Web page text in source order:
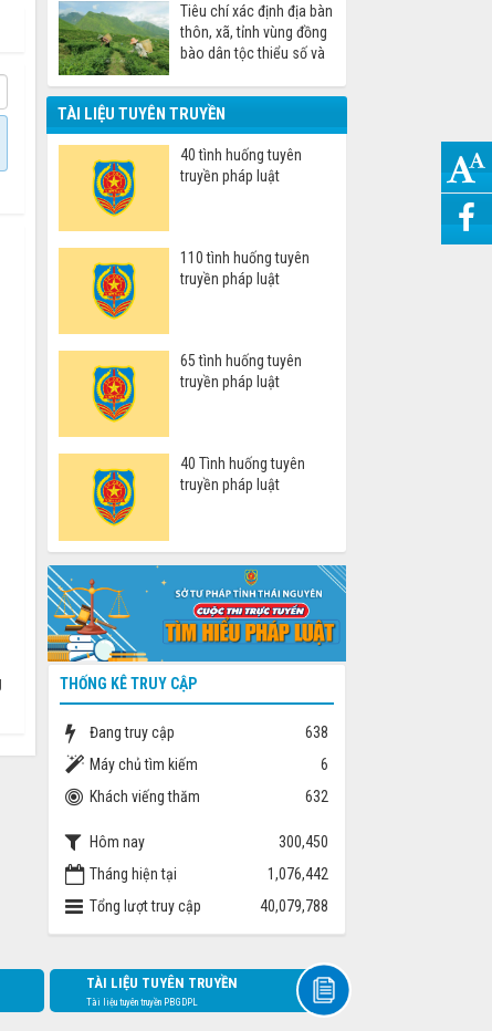
Tiêu chí xác định địa bàn
thôn, xã, tỉnh vùng đồng
bào dân tộc thiểu số và
TÀI LIỆU TUYÊN TRUYỀN
40 tình huống tuyên
truyền pháp luật
110 tình huống tuyên
truyền pháp luật
65 tình huống tuyên
truyền pháp luật
40 Tình huống tuyên
truyền pháp luật
THỐNG KÊ TRUY CẬP
Đang truy cập
638
Máy chủ tìm kiếm
6
Khách viếng thăm
632
Hôm nay
300,450
Tháng hiện tại
1,076,442
Tổng lượt truy cập
40,079,788
TÀI LIỆU TUYÊN TRUYỀN
Tài liệu tuyên truyền PBGDPL